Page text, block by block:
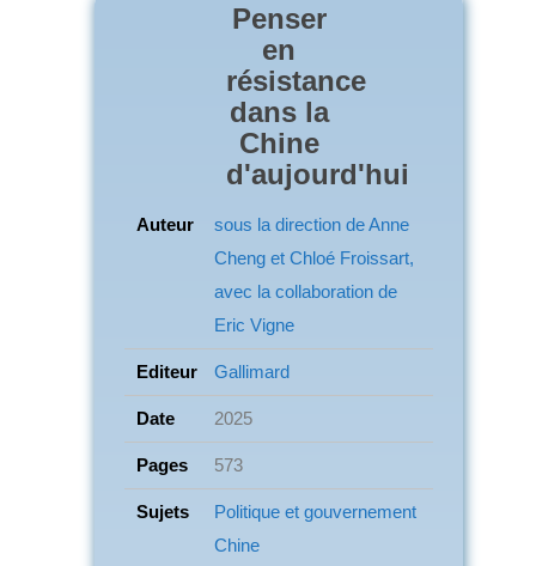
Penser
en
résistance
dans la
Chine
d'aujourd'hui
Auteur
sous la direction de Anne
Cheng et Chloé Froissart,
avec la collaboration de
Eric Vigne
Editeur Gallimard
Date 2025
Pages 573
Sujets
Politique et gouvernement
Chine